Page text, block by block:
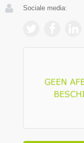
Sociale media: